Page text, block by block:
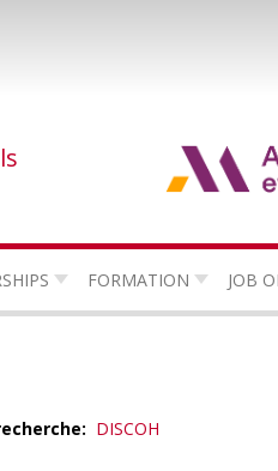
FORMATION JOB
DISCOH